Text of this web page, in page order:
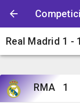
Real Madrid 1 -
RMA 1